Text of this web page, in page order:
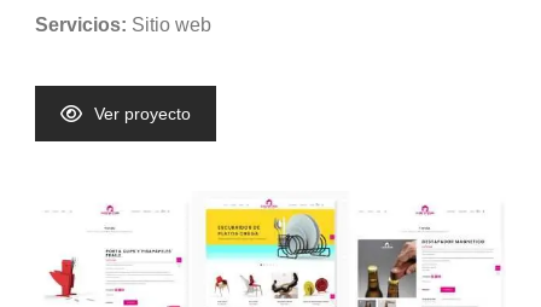
Servicios: Sitio web
Ver proyecto